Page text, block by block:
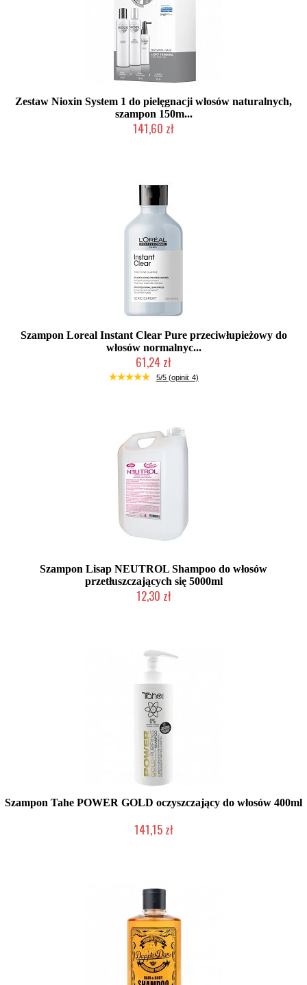
Zestaw Nioxin System 1 do pielęgnacji włosów naturalnych,
szampon 150m...
141,60 zł
Szampon Loreal Instant Clear Pure przeciwłupieżowy do
włosów normalnyc...
61,24 zł
Produkt wycofany
5/5 (opinii: 4)
Szampon Lisap NEUTROL Shampoo do włosów
przetłuszczających się 5000ml
12,30 zł
Szampon Tahe POWER GOLD oczyszczający do włosów 400ml
141,15 zł